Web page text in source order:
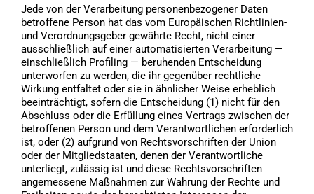
Jede von der Verarbeitung personenbezogener Daten
betroffene Person hat das vom Europäischen Richtlinien-
und Verordnungsgeber gewährte Recht, nicht einer
ausschließlich auf einer automatisierten Verarbeitung —
einschließlich Profiling — beruhenden Entscheidung
unterworfen zu werden, die ihr gegenüber rechtliche
Wirkung entfaltet oder sie in ähnlicher Weise erheblich
beeinträchtigt, sofern die Entscheidung (1) nicht für den
Abschluss oder die Erfüllung eines Vertrags zwischen der
betroffenen Person und dem Verantwortlichen erforderlich
ist, oder (2) aufgrund von Rechtsvorschriften der Union
oder der Mitgliedstaaten, denen der Verantwortliche
unterliegt, zulässig ist und diese Rechtsvorschriften
angemessene Maßnahmen zur Wahrung der Rechte und